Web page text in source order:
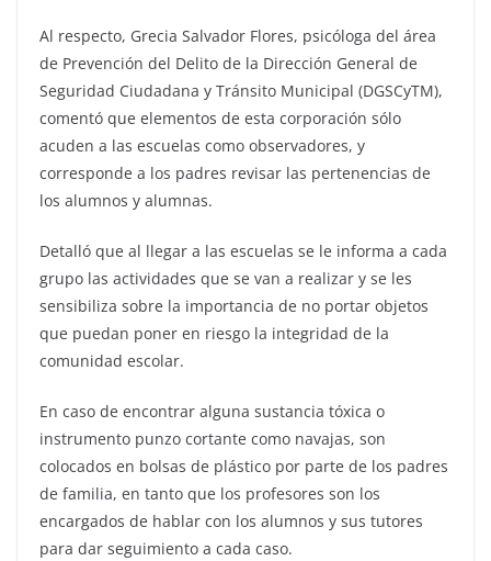
Al respecto, Grecia Salvador Flores, psicóloga del área
de Prevención del Delito de la Dirección General de
Seguridad Ciudadana y Tránsito Municipal (DGSCyTM),
comentó que elementos de esta corporación sólo
acuden a las escuelas como observadores, y
corresponde a los padres revisar las pertenencias de
los alumnos y alumnas.
Detalló que al llegar a las escuelas se le informa a cada
grupo las actividades que se van a realizar y se les
sensibiliza sobre la importancia de no portar objetos
que puedan poner en riesgo la integridad de la
comunidad escolar.
En caso de encontrar alguna sustancia tóxica o
instrumento punzo cortante como navajas, son
colocados en bolsas de plástico por parte de los padres
de familia, en tanto que los profesores son los
encargados de hablar con los alumnos y sus tutores
para dar seguimiento a cada caso.